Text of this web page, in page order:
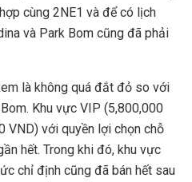
cùng 2NE1 và để có lịch
và Park Bom cũng đã phải
là không quá đắt đỏ so với
Khu vực VIP (5,800,000
VND) với quyền lợi chọn chỗ
hết. Trong khi đó, khu vực
chỉ định cũng đã bán hết sau